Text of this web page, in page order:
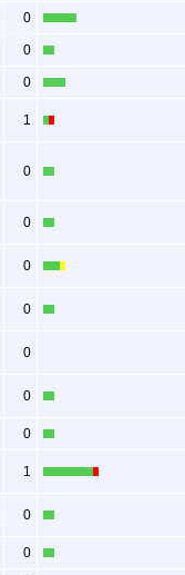
0
0
0
1
0
0
0
0
0
0
0
1
0
0